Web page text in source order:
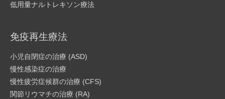
低用量ナルトレキソン療法
免疫再生療法
小児自閉症の治療 (ASD)
慢性感染症の治療
慢性疲労症候群の治療 (CFS)
関節リウマチの治療 (RA)